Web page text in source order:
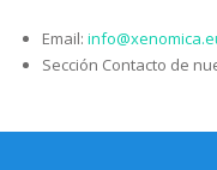
Email:
Sección Contacto de